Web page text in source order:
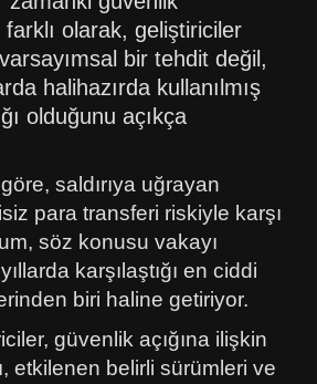
olarak, geliştiriciler
bir tehdit değil,
halihazırda kullanılmış
olduğunu açıkça
saldırıya uğrayan
para transferi riskiyle karşı
söz konusu vakayı
karşılaştığı en ciddi
biri haline getiriyor.
güvenlik açığına ilişkin
etkilenen belirli sürümleri ve